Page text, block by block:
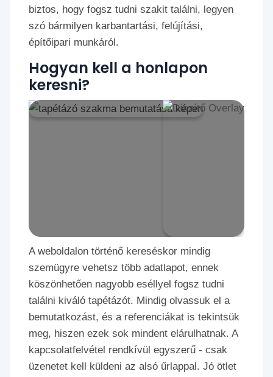
biztos, hogy fogsz tudni szakit találni, legyen
szó bármilyen karbantartási, felújítási,
építőipari munkáról.
Hogyan kell a honlapon
keresni?
A weboldalon történő kereséskor mindig
szemügyre vehetsz több adatlapot, ennek
köszönhetően nagyobb eséllyel fogsz tudni
találni kiváló tapétázót. Mindig olvassuk el a
bemutatkozást, és a referenciákat is tekintsük
meg, hiszen ezek sok mindent elárulhatnak. A
kapcsolatfelvétel rendkívül egyszerű - csak
üzenetet kell küldeni az alsó űrlappal. Jó ötlet